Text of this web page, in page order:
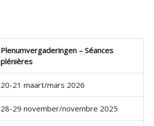
Plenumvergaderingen – Séances
plénières
20-21 maart/mars 2026
28-29 november/novembre 2025